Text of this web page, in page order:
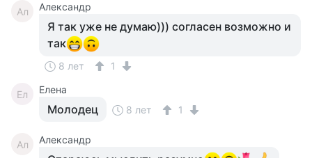
Ал Александр
Я так уже не думаю))) согласен возможно и
так
8 лет 1
Ел Елена
Молодец 8 лет 1
Ал Александр